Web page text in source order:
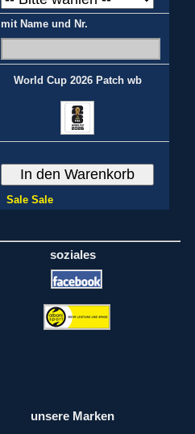
mit Name und Nr.
World Cup 2026 Patch wb
Sale Sale
soziales
unsere Marken